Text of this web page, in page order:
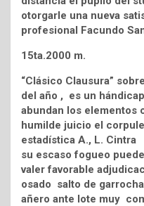
otorgarle una nueva
profesional Facundo
15ta.2000 m.
“Clásico Clausura”
del año , es un
abundan los elementos
humilde juicio el
estadística A., L.
su escaso fogueo
valer favorable
osado salto de
añero ante lote muy